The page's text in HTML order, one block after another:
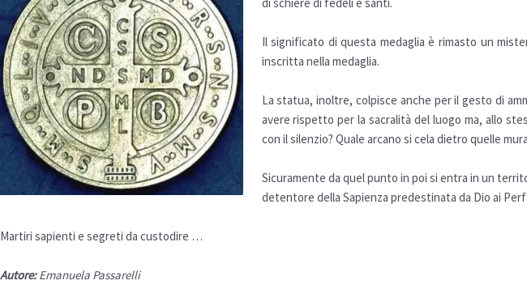
Il significato di questa medaglia è rimasto un
inscritta nella medaglia.
La statua, inoltre, colpisce anche per il gesto di
avere rispetto per la sacralità del luogo ma, allo
con il silenzio? Quale arcano si cela dietro quelle
Sicuramente da quel punto in poi si entra in un
detentore della Sapienza predestinata da Dio ai
Martiri sapienti e segreti da custodire …
Autore:Emanuela Passarelli